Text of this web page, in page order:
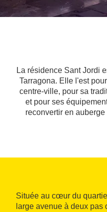
La résidence Sant Jordi
Tarragona. Elle l'est
centre-ville, pour sa
et pour ses
reconvertir en
Située au cœur du
large avenue à deux